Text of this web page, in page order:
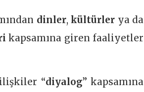
dinler, kültürler ya da
kapsamına giren faaliyetler
“diyalog” kapsamına